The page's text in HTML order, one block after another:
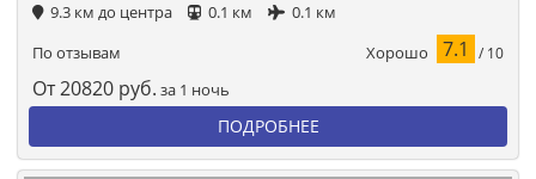
9.3 км до центра 0.1 км
0.1 км
По отзывам
Хорошо 7.1 / 10
От20820 руб. за 1 ночь
ПОДРОБНЕЕ